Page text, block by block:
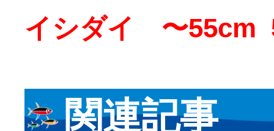
イシダイ 〜55cm
関連記事